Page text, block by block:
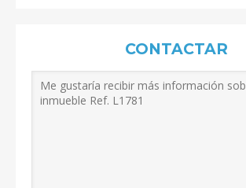
CONTACTAR